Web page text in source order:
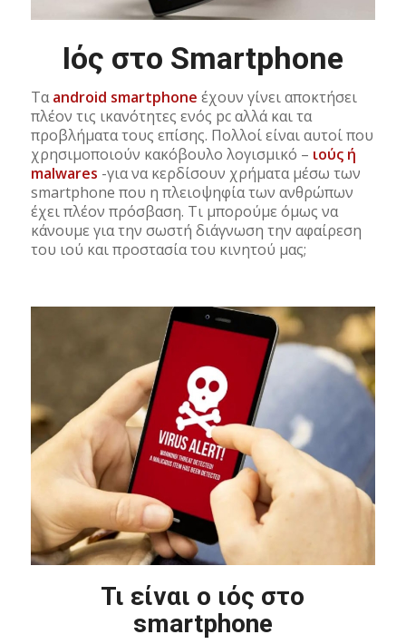
Ιός στο Smartphone
Ταandroid smartphone έχουν γίνει αποκτήσει
πλέον τις ικανότητες ενός pc αλλά και τα
προβλήματα τους επίσης. Πολλοί είναι αυτοί που
χρησιμοποιούν κακόβουλο λογισμικό – ιούς ή
malwares -για να κερδίσουν χρήματα μέσω των
smartphone που η πλειοψηφία των ανθρώπων
έχει πλέον πρόσβαση. Τι μπορούμε όμως να
κάνουμε για την σωστή διάγνωση την αφαίρεση
του ιού και προστασία του κινητού μας;
Τι είναι ο ιός στο
smartphone